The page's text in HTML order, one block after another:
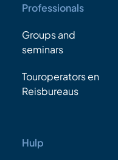
Professionals
Groups and
seminars
Touroperators en
Reisbureaus
Hulp